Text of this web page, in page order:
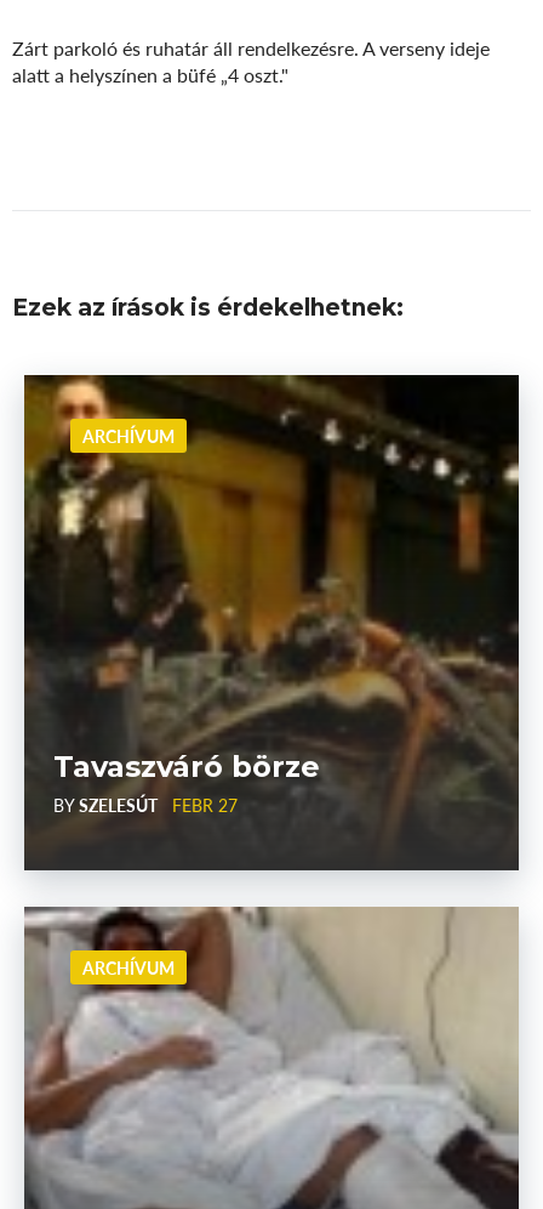
Zárt parkoló és ruhatár áll rendelkezésre. A verseny ideje
alatt a helyszínen a büfé „4 oszt."
Ezek az írások is érdekelhetnek:
ARCHÍVUM
Tavaszváró börze
BYSZELESÚT FEBR 27
ARCHÍVUM